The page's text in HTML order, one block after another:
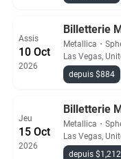
Assis
10 Oct
2026
Billetterie
Metallica ・
Las Vegas,
depuis $884
Jeu
15 Oct
2026
Billetterie
Metallica ・
Las Vegas,
depuis $1,212